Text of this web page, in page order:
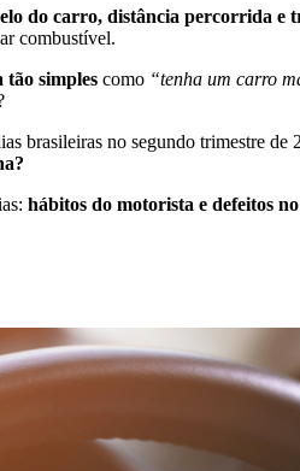
do carro, distância percorrida e
combustível.
tão simples como “tenha um carro
brasileiras no segundo trimestre
hábitos do motorista e defeitos